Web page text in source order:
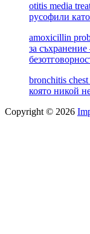
otitis media
русофили
amoxicillin
за
bronchitis
която никой
Copyright © 2026